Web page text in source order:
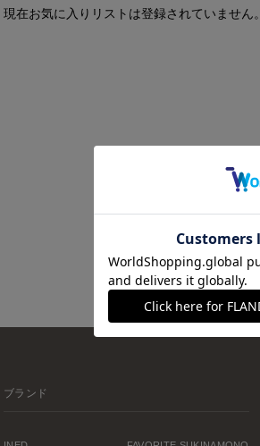
現在お気に入りリストは登録されていません。
ブランド